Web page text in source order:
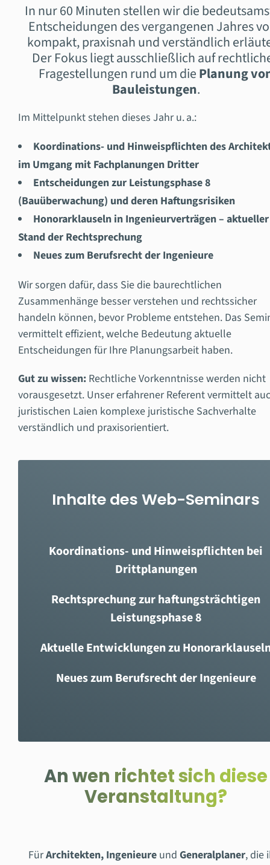
In nur 60 Minuten stellen wir die
Entscheidungen des vergangenen Jahres
kompakt, praxisnah und verständlich
Der Fokus liegt ausschließlich auf
Fragestellungen rund um diePlanung
Bauleistungen.
Im Mittelpunkt stehen dieses Jahr u. a.:
Koordinations- und Hinweispflichten des
im Umgang mit Fachplanungen Dritter
Entscheidungen zur Leistungsphase 8
(Bauüberwachung) und deren Haftungsrisiken
Honorarklauseln in Ingenieurverträgen – aktueller
Stand der Rechtsprechung
Neues zum Berufsrecht der Ingenieure
Wir sorgen dafür, dass Sie die baurechtlichen
Zusammenhänge besser verstehen und rechtssicher
handeln können, bevor Probleme entstehen. Das
vermittelt effizient, welche Bedeutung aktuelle
Entscheidungen für Ihre Planungsarbeit haben.
Gut zu wissen: Rechtliche Vorkenntnisse werden nicht
vorausgesetzt. Unser erfahrener Referent vermittelt
juristischen Laien komplexe juristische Sachverhalte
verständlich und praxisorientiert.
Inhalte des Web-Seminars
Koordinations- und Hinweispflichten bei
Drittplanungen
Rechtsprechung zur haftungsträchtigen
Leistungsphase 8
Aktuelle Entwicklungen zu
Neues zum Berufsrecht der Ingenieure
An wen richtet sich diese
Veranstaltung?
FürArchitekten, Ingenieure und Generalplaner, die